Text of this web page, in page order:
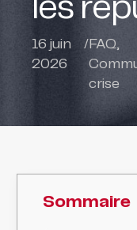
les
16 juin
2026
/FAQ,
crise
Sommaire